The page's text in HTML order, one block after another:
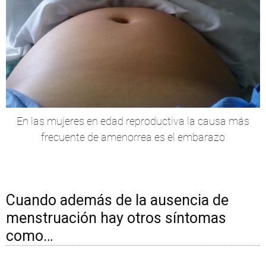
En las mujeres en edad reproductiva la causa más
frecuente de amenorrea es el embarazo
Cuando además de la ausencia de
menstruación hay otros síntomas
como…